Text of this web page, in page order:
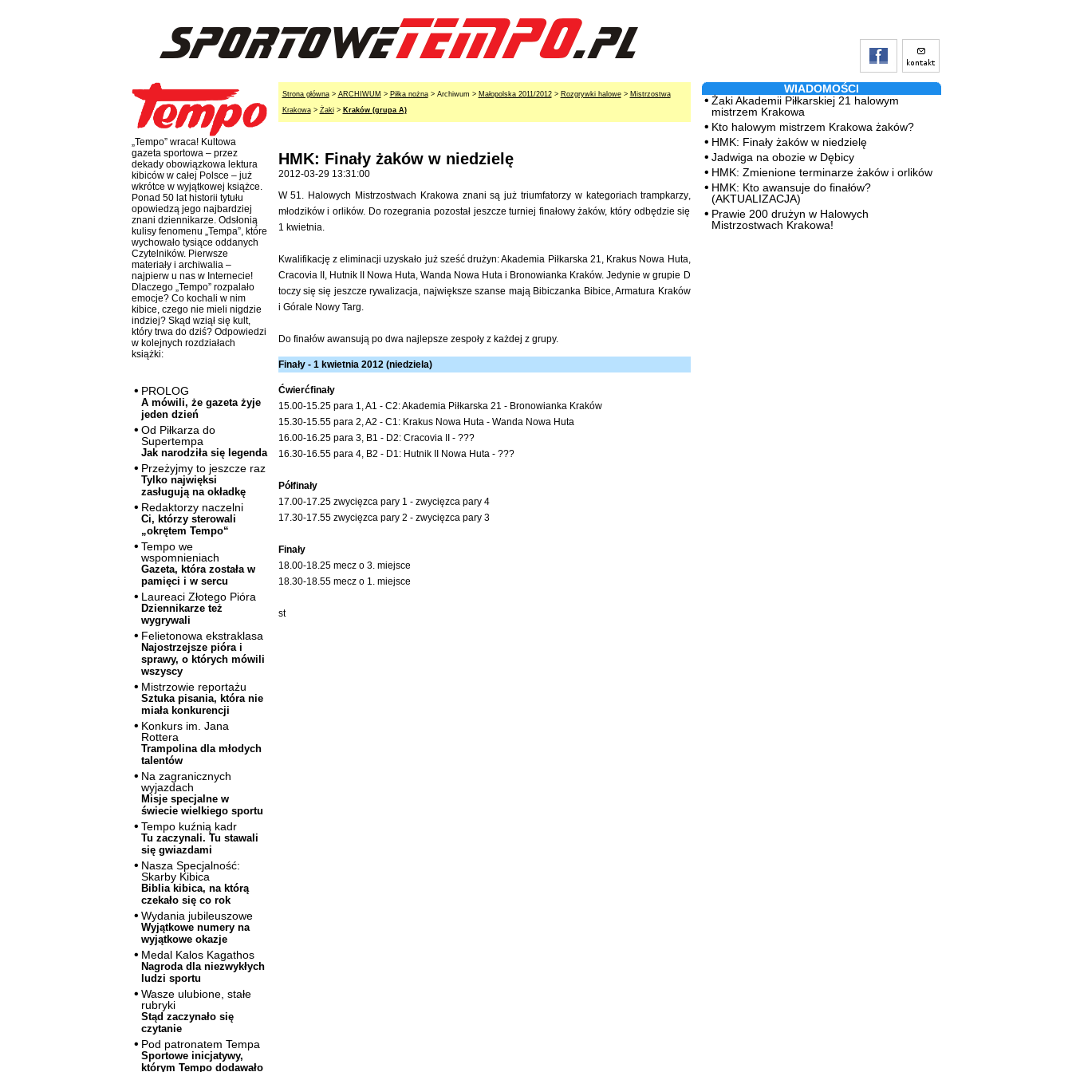
„Tempo” wraca! Kultowa
gazeta sportowa – przez
dekady obowiązkowa lektura
kibiców w całej Polsce – już
wkrótce w wyjątkowej książce.
Ponad 50 lat historii tytułu
opowiedzą jego najbardziej
znani dziennikarze. Odsłonią
kulisy fenomenu „Tempa”, które
wychowało tysiące oddanych
Czytelników. Pierwsze
materiały i archiwalia –
najpierw u nas w Internecie!
Dlaczego „Tempo” rozpalało
emocje? Co kochali w nim
kibice, czego nie mieli nigdzie
indziej? Skąd wziął się kult,
który trwa do dziś? Odpowiedzi
w kolejnych rozdziałach
książki:
PROLOG
A mówili, że gazeta żyje
jeden dzień
Od Piłkarza do
Supertempa
Jak narodziła się legenda
Przeżyjmy to jeszcze raz
Tylko najwięksi
zasługują na okładkę
Redaktorzy naczelni
Ci, którzy sterowali
„okrętem Tempo“
Tempo we
wspomnieniach
Gazeta, która została w
pamięci i w sercu
Laureaci Złotego Pióra
Dziennikarze też
wygrywali
Felietonowa ekstraklasa
Najostrzejsze pióra i
sprawy, o których mówili
wszyscy
Mistrzowie reportażu
Sztuka pisania, która nie
miała konkurencji
Konkurs im. Jana
Rottera
Trampolina dla młodych
talentów
Na zagranicznych
wyjazdach
Misje specjalne w
świecie wielkiego sportu
Tempo kuźnią kadr
Tu zaczynali. Tu stawali
się gwiazdami
Nasza Specjalność:
Skarby Kibica
Biblia kibica, na którą
czekało się co rok
Wydania jubileuszowe
Wyjątkowe numery na
wyjątkowe okazje
Medal Kalos Kagathos
Nagroda dla niezwykłych
ludzi sportu
Wasze ulubione, stałe
rubryki
Stąd zaczynało się
czytanie
Pod patronatem Tempa
Sportowe inicjatywy,
którym Tempo dodawało
Strona główna> ARCHIWUM > Piłka nożna> Archiwum > Małopolska 2011/2012> Rozgrywki halowe> Mistrzostwa
Krakowa> Żaki> Kraków (grupa A)
HMK: Finały żaków w niedzielę
2012-03-29 13:31:00
W 51. Halowych Mistrzostwach Krakowa znani są już triumfatorzy w kategoriach trampkarzy,
młodzików i orlików. Do rozegrania pozostał jeszcze turniej finałowy żaków, który odbędzie się
1 kwietnia.
Kwalifikację z eliminacji uzyskało już sześć drużyn: Akademia Piłkarska 21, Krakus Nowa Huta,
Cracovia II, Hutnik II Nowa Huta, Wanda Nowa Huta i Bronowianka Kraków. Jedynie w grupie D
toczy się się jeszcze rywalizacja, największe szanse mają Bibiczanka Bibice, Armatura Kraków
i Górale Nowy Targ.
Do finałów awansują po dwa najlepsze zespoły z każdej z grupy.
Finały - 1 kwietnia 2012 (niedziela)
Ćwierćfinały
15.00-15.25 para 1, A1 - C2: Akademia Piłkarska 21 - Bronowianka Kraków
15.30-15.55 para 2, A2 - C1: Krakus Nowa Huta - Wanda Nowa Huta
16.00-16.25 para 3, B1 - D2: Cracovia II - ???
16.30-16.55 para 4, B2 - D1: Hutnik II Nowa Huta - ???
Półfinały
17.00-17.25 zwycięzca pary 1 - zwycięzca pary 4
17.30-17.55 zwycięzca pary 2 - zwycięzca pary 3
Finały
18.00-18.25 mecz o 3. miejsce
18.30-18.55 mecz o 1. miejsce
st
WIADOMOŚCI
Żaki Akademii Piłkarskiej 21 halowym
mistrzem Krakowa
Kto halowym mistrzem Krakowa żaków?
HMK: Finały żaków w niedzielę
Jadwiga na obozie w Dębicy
HMK: Zmienione terminarze żaków i orlików
HMK: Kto awansuje do finałów?
(AKTUALIZACJA)
Prawie 200 drużyn w Halowych
Mistrzostwach Krakowa!